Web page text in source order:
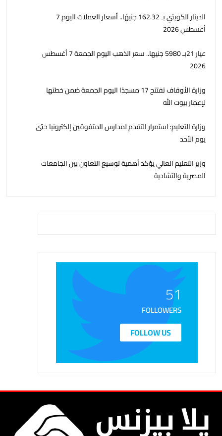
الدينار الكويتي بـ 162.32 جنيهًا.. أسعار العملات اليوم 7
أغسطس 2026
عيار 21بـ 5980 جنيها.. سعر الذهب اليوم الجمعة 7 أغسطس
2026
وزارة الأوقاف تفتتح 17 مسجدًا اليوم الجمعة ضمن خطتها
لإعمار بيوت الله
وزارة التعليم: استمرار التقدم لمدارس المتفوقين إلكترونيا حتى
يوم الأحد
وزير التعليم العالي يؤكد أهمية توسيع التعاون بين الجامعات
المصرية والتشادية
51
FOLLOWERS
FOLLOW US